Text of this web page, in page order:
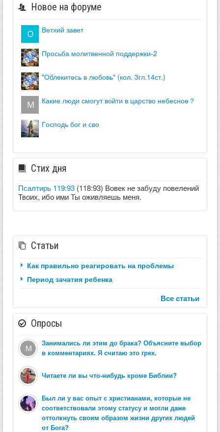
Новое на форуме
ветхий завет
просьба молитвенной поддержки-2
"облекитесь в любовь" (кол. 3гл.14ст.)
какие люди смогут войти в царство небесное？
господь бог и сво
Стих дня
Псалтирь 119:93 (118:93) Вовек не забуду повелений
Твоих, ибо ими Ты оживляешь меня.
Статьи
Как правильно реагировать на проблемы
Период зачатия ребенка
Все статьи
Опросы
Занимались ли этим до брака? Объясните выбор
в комментариях. Я считаю это грех.
Читаете ли вы что-нибудь кроме Библии?
Был ли у вас опыт с христианами, которые не
соответствовали этому статусу и могли даже
оттолкнуть своим образом жизни других людей
от Бога?